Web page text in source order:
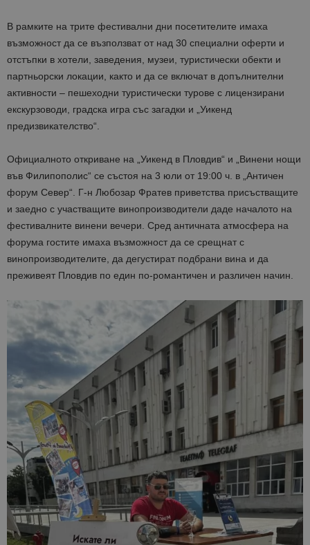
В рамките на трите фестивални дни посетителите имаха
възможност да се възползват от над 30 специални оферти и
отстъпки в хотели, заведения, музеи, туристически обекти и
партньорски локации, както и да се включат в допълнителни
активности – пешеходни туристически турове с лицензирани
екскурзоводи, градска игра със загадки и „Уикенд
предизвикателство“.
Официалното откриване на „Уикенд в Пловдив“ и „Винени нощи
във Филипополис“ се състоя на 3 юли от 19:00 ч. в „Античен
форум Север“. Г-н Любозар Фратев приветства присъстващите
и заедно с участващите винопроизводители даде началото на
фестивалните винени вечери. Сред античната атмосфера на
форума гостите имаха възможност да се срещнат с
винопроизводителите, да дегустират подбрани вина и да
преживеят Пловдив по един по-романтичен и различен начин.